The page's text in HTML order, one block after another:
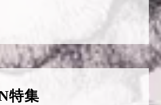
特集